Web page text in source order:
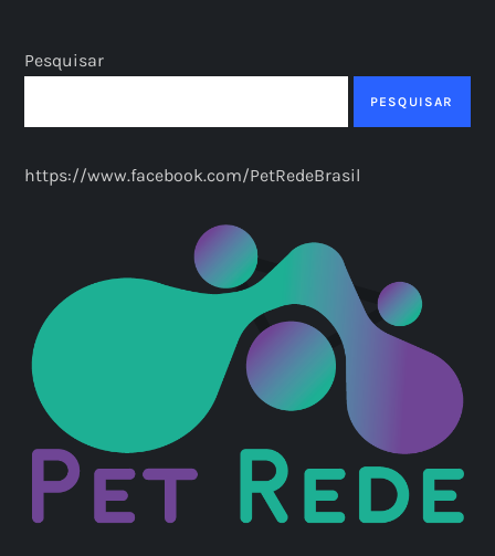
Pesquisar
PESQUISAR
https://www.facebook.com/PetRedeBrasil